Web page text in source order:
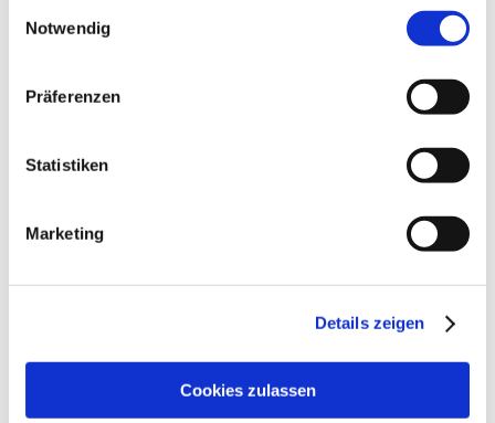
haben. Weitere Informationen zur Datenverarbeitung
Notwendig
Präferenzen
Statistiken
Marketing
Details zeigen
Cookies zulassen